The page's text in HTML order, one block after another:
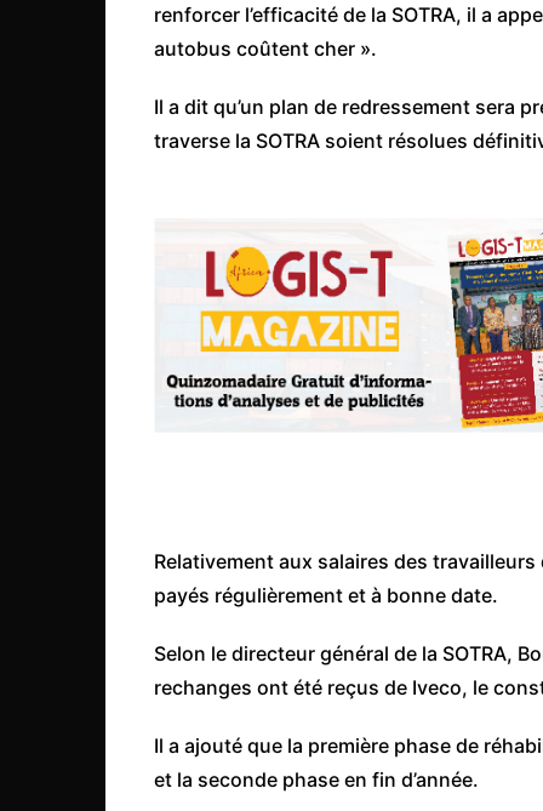
Guinée
Ile Maurice
Kenya
Mali
Malawi Fr
Maroc
Mauritanie
Niger
Ouganda
Rwanda
Tchad
Tunisie
renforcer l’efficacité de la SOTRA, il a
autobus coûtent cher ».
Il a dit qu’un plan de redressement sera
traverse la SOTRA soient résolues
Relativement aux salaires des travailleurs
payés régulièrement et à bonne date.
Selon le directeur général de la SOTRA,
rechanges ont été reçus de Iveco, le
Il a ajouté que la première phase de
et la seconde phase en fin d’année.